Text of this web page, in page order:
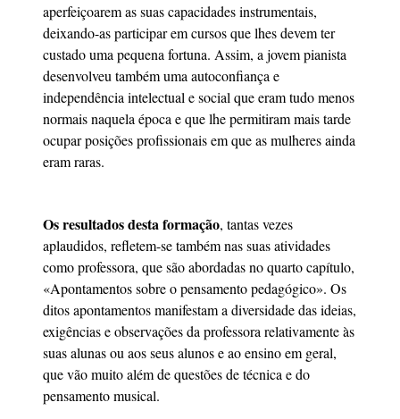
aperfeiçoarem as suas capacidades instrumentais,
deixando-as participar em cursos que lhes devem ter
custado uma pequena fortuna. Assim, a jovem pianista
desenvolveu também uma autoconfiança e
independência intelectual e social que eram tudo menos
normais naquela época e que lhe permitiram mais tarde
ocupar posições profissionais em que as mulheres ainda
eram raras.
Os resultados desta formação, tantas vezes
aplaudidos, refletem-se também nas suas atividades
como professora, que são abordadas no quarto capítulo,
«Apontamentos sobre o pensamento pedagógico». Os
ditos apontamentos manifestam a diversidade das ideias,
exigências e observações da professora relativamente às
suas alunas ou aos seus alunos e ao ensino em geral,
que vão muito além de questões de técnica e do
pensamento musical.